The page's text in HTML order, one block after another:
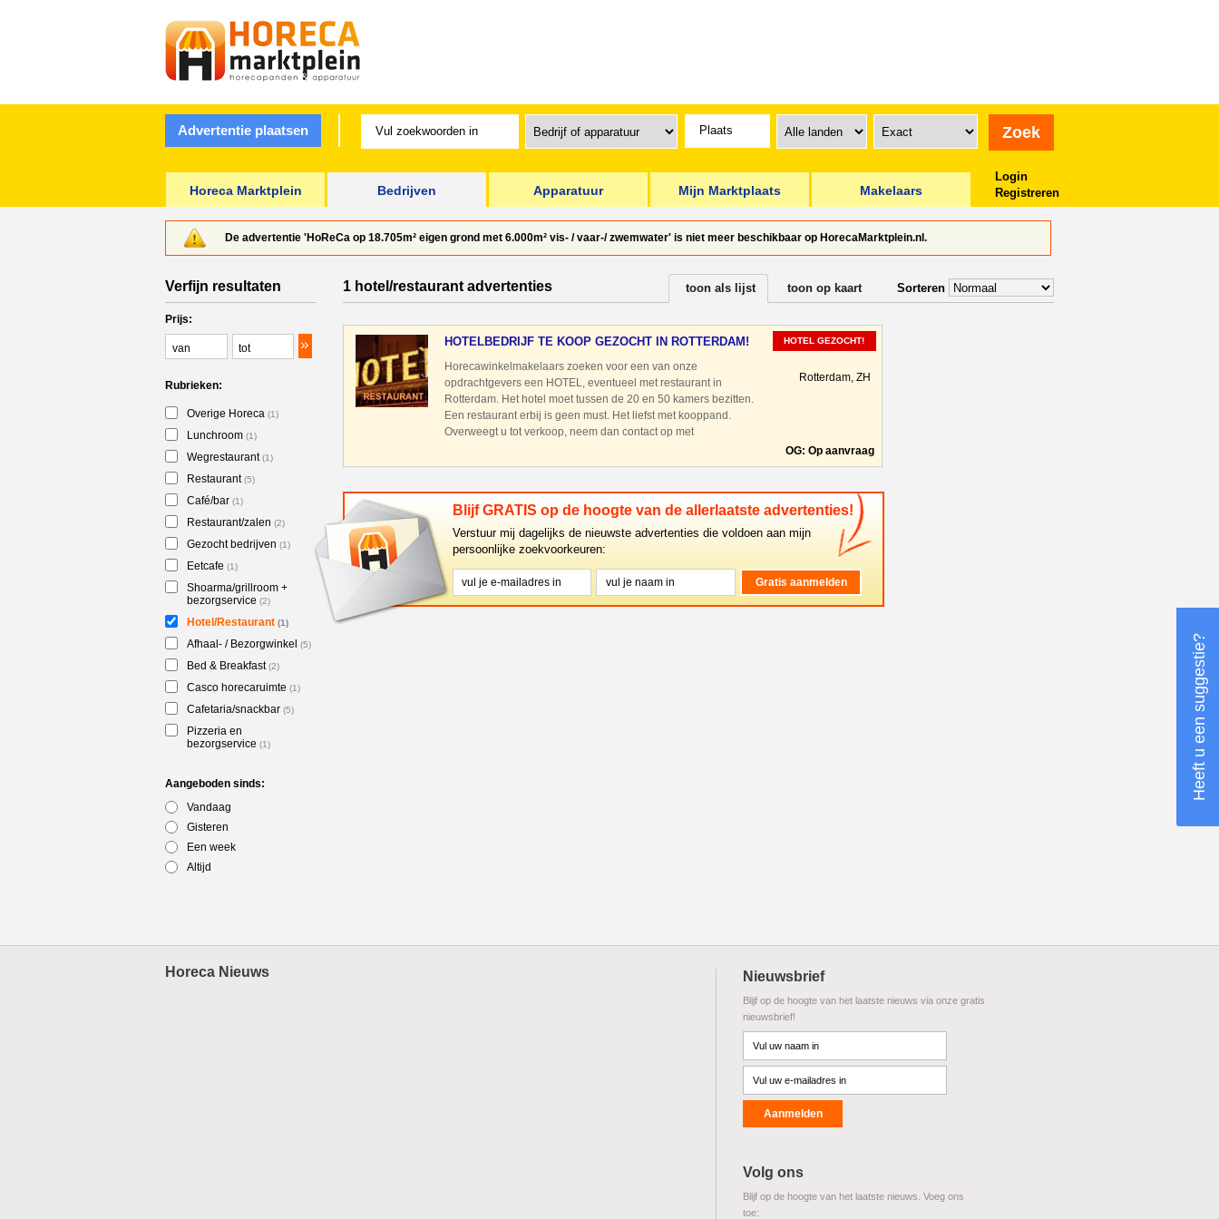
Advertentie plaatsen
Horeca Marktplein Bedrijven Apparatuur Mijn Marktplaats Makelaars
Login
Registreren
De advertentie 'HoReCa op 18.705m² eigen grond met 6.000m² vis- / vaar-/ zwemwater' is niet meer beschikbaar op HorecaMarktplein.nl.
Verfijn resultaten
Prijs:
Rubrieken:
Overige Horeca (1)
Lunchroom (1)
Wegrestaurant(1)
Restaurant(5)
Café/bar (1)
Restaurant/zalen (2)
Gezocht bedrijven (1)
Eetcafe (1)
Shoarma/grillroom +
bezorgservice (2)
Hotel/Restaurant (1)
Afhaal- / Bezorgwinkel (5)
Bed & Breakfast(2)
Casco horecaruimte (1)
Cafetaria/snackbar (5)
Pizzeria en
bezorgservice (1)
Aangeboden sinds:
Vandaag
Gisteren
Een week
Altijd
1 hotel/restaurant advertenties Sorteren
toon als lijst toon op kaart
HOTELBEDRIJF TE KOOP GEZOCHT IN ROTTERDAM!
Horecawinkelmakelaars zoeken voor een van onze
opdrachtgevers een HOTEL, eventueel met restaurant in
Rotterdam. Het hotel moet tussen de 20 en 50 kamers bezitten.
Een restaurant erbij is geen must. Het liefst met kooppand.
Overweegt u tot verkoop, neem dan contact op met
0628844330 of per e-mail ad@
Rotterdam, ZH
OG: Op aanvraag
HOTEL GEZOCHT!
Blijf GRATIS op de hoogte van de allerlaatste advertenties!
Verstuur mij dagelijks de nieuwste advertenties die voldoen aan mijn
persoonlijke zoekvoorkeuren:
Horeca Nieuws Nieuwsbrief
Blijf op de hoogte van het laatste nieuws via onze gratis
nieuwsbrief!
Volg ons
Blijf op de hoogte van het laatste nieuws. Voeg ons
toe:
Heeft u een suggestie?